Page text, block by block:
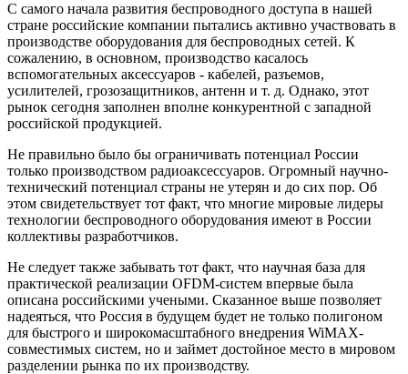
С самого начала развития беспроводного доступа в нашей
стране российские компании пытались активно участвовать в
производстве оборудования для беспроводных сетей. К
сожалению, в основном, производство касалось
вспомогательных аксессуаров - кабелей, разъемов,
усилителей, грозозащитников, антенн и т. д. Однако, этот
рынок сегодня заполнен вполне конкурентной с западной
российской продукцией.
Не правильно было бы ограничивать потенциал России
только производством радиоаксессуаров. Огромный научно-
технический потенциал страны не утерян и до сих пор. Об
этом свидетельствует тот факт, что многие мировые лидеры
технологии беспроводного оборудования имеют в России
коллективы разработчиков.
Не следует также забывать тот факт, что научная база для
практической реализации OFDM-систем впервые была
описана российскими учеными. Сказанное выше позволяет
надеяться, что Россия в будущем будет не только полигоном
для быстрого и широкомасштабного внедрения WiMAX-
совместимых систем, но и займет достойное место в мировом
разделении рынка по их производству.